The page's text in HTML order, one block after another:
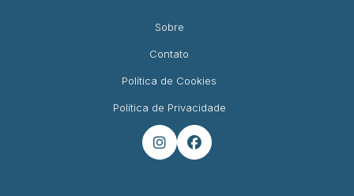
Sobre
Contato
Política de Cookies
Política de Privacidade
 